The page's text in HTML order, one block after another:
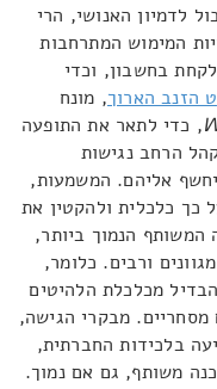
לדמיון האנושי, הרי
המימוש המתרחבות
בחשבון, וכדי
הזנב הארוך, מונח
, כדי לתאר את התופעה
הרחב נגישות
אליהם. המשמעות,
כך כלכלית ולהקטין את
הנמוך ביותר,
ורבים. כלומר,
מכלכלת הלהיטים
מסחריים. מבקרי הגישה,
בלכידות החברתית,
משותף, גם אם נמוך.